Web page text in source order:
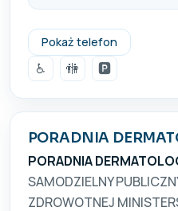
Pokaż telefon
081-
♿
🚻 🅿️
PORADNIA
PORADNIA
SAMODZIELNY
ZDROWOTNEJ